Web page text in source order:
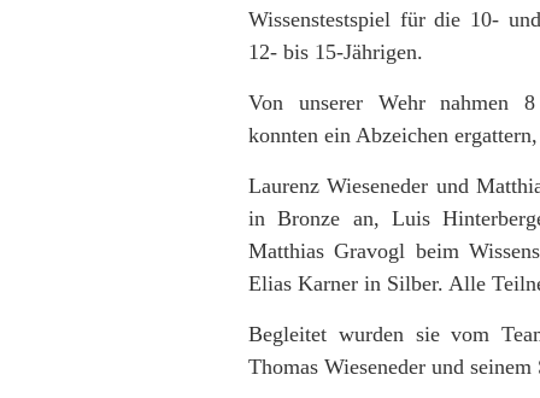
Wissenstestspiel für die 10-
12- bis 15-Jährigen.
Von unserer Wehr nahmen
konnten ein Abzeichen
Laurenz Wieseneder und
in Bronze an, Luis
Matthias Gravogl beim
Elias Karner in Silber. Alle
Begleitet wurden sie vom
Thomas Wieseneder und